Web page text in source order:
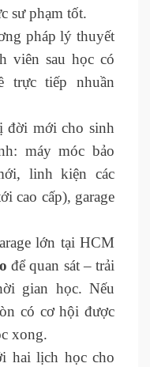
sư phạm tốt.
pháp lý thuyết
viên sau học có
trực tiếp nhuần
đời mới cho sinh
máy móc bảo
linh kiện các
cao cấp), garage
lớn tại HCM
để quan sát – trải
gian học. Nếu
có cơ hội được
xong.
hai lịch học cho